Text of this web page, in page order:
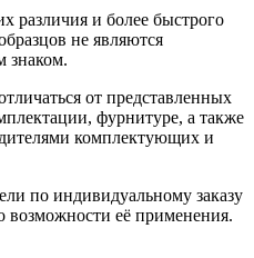
различия и более быстрого
не являются
знаком.
от представленных
фурнитуре, а также
комплектующих и
по индивидуальному заказу
возможности её применения.